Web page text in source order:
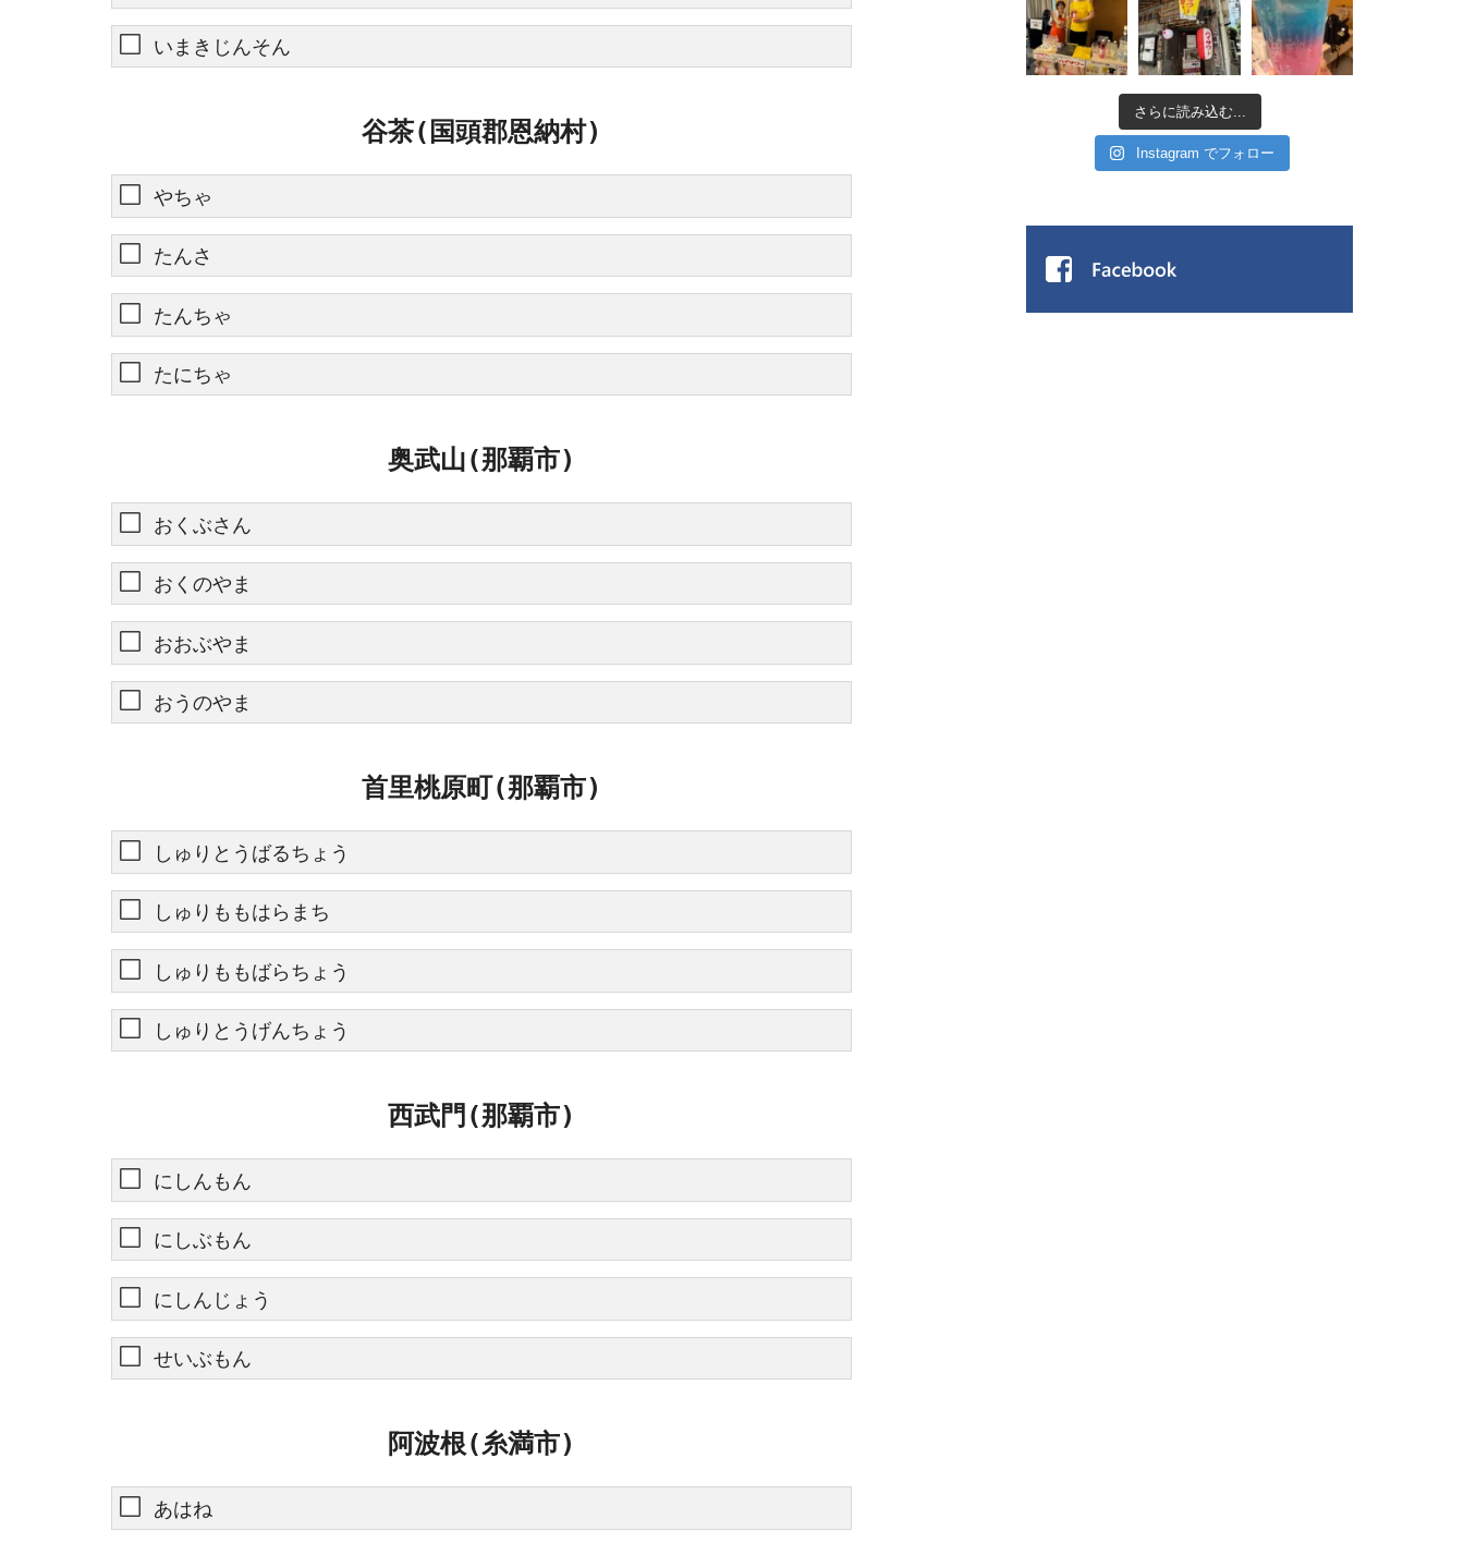
いまきじんそん
谷茶(国頭郡恩納村)
やちゃ
たんさ
たんちゃ
たにちゃ
奥武山(那覇市)
おくぶさん
おくのやま
おおぶやま
おうのやま
首里桃原町(那覇市)
しゅりとうばるちょう
しゅりももはらまち
しゅりももばらちょう
しゅりとうげんちょう
西武門(那覇市)
にしんもん
にしぶもん
にしんじょう
せいぶもん
阿波根(糸満市)
あはね
さらに読み込む...
Instagram でフォロー